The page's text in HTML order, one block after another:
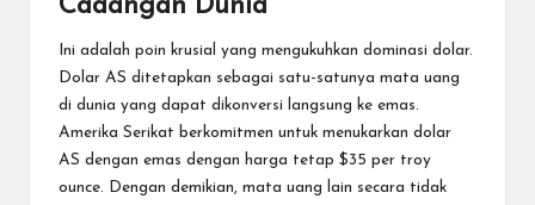
Cadangan Dunia
Ini adalah poin krusial yang mengukuhkan dominasi dolar.
Dolar AS ditetapkan sebagai satu-satunya mata uang
di dunia yang dapat dikonversi langsung ke emas.
Amerika Serikat berkomitmen untuk menukarkan dolar
AS dengan emas dengan harga tetap $35 per troy
ounce. Dengan demikian, mata uang lain secara tidak